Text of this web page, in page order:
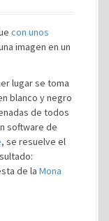
con unos
imagen en un
lugar se toma
blanco y negro
de todos
software de
, se resuelve el
de la Mona